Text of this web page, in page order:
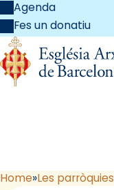
Agenda
Fes un donatiu
Home Les parròquies